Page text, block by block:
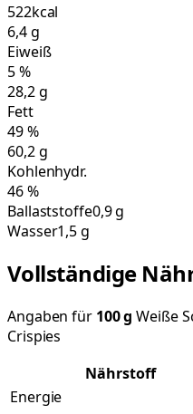
522kcal
6,4g
Eiweiß
5%
28,2g
Fett
49%
60,2g
Kohlenhydr.
46%
Ballaststoffe0,9 g
Wasser1,5 g
Vollständige
Angaben für 100g Weiße
Crispies
Nährstoff
Energie